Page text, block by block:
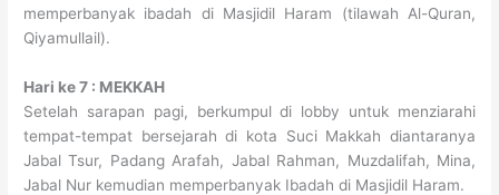
memperbanyak ibadah di Masjidil Haram (tilawah Al-Quran,
Qiyamullail).
Hari ke 7 : MEKKAH
Setelah sarapan pagi, berkumpul di lobby untuk menziarahi
tempat-tempat bersejarah di kota Suci Makkah diantaranya
Jabal Tsur, Padang Arafah, Jabal Rahman, Muzdalifah, Mina,
Jabal Nur kemudian memperbanyak Ibadah di Masjidil Haram.